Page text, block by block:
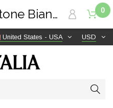
USD
United States - USA
0
Sem Vaccaro Pitone Bianco/Nero 606 | TutITALIA